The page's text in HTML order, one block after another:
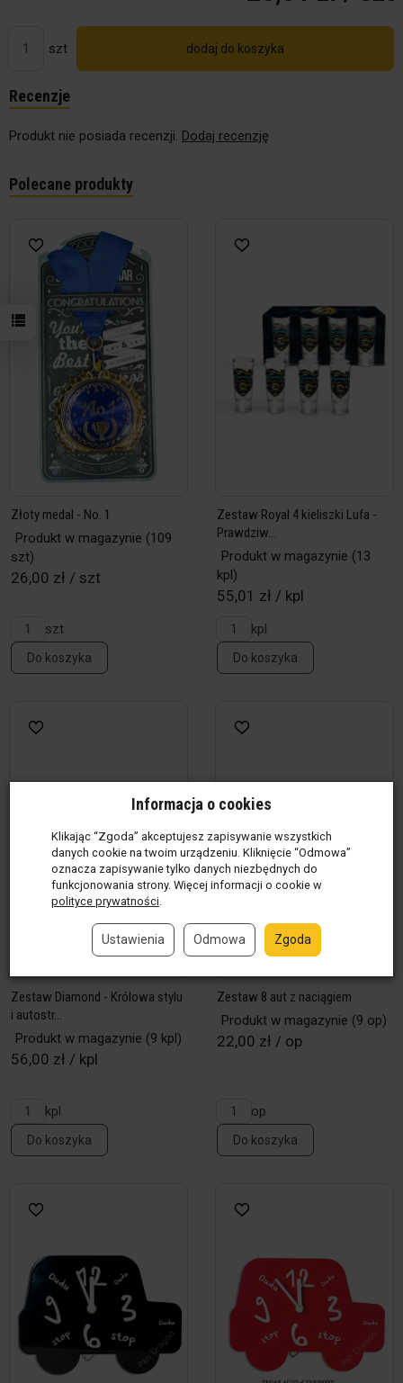
szt dodaj do koszyka
Recenzje
Produkt nie posiada recenzji. Dodaj recenzję
Polecane produkty
Złoty medal - No. 1
Produkt w magazynie (109
szt)
26,00 zł / szt
szt
Do koszyka
Zestaw Royal 4 kieliszki Lufa -
Prawdziw...
Produkt w magazynie (13
kpl)
55,01 zł / kpl
kpl
Do koszyka
Zestaw Diamond - Królowa stylu
i autostr...
Produkt w magazynie (9 kpl)
56,00 zł / kpl
kpl
Do koszyka
Zestaw 8 aut z naciągiem
Produkt w magazynie (9 op)
22,00 zł / op
op
Do koszyka
Informacja o cookies
Klikając “Zgoda” akceptujesz zapisywanie wszystkich
danych cookie na twoim urządzeniu. Kliknięcie “Odmowa”
oznacza zapisywanie tylko danych niezbędnych do
funkcjonowania strony. Więcej informacji o cookie w
polityce prywatności.
Ustawienia Odmowa Zgoda